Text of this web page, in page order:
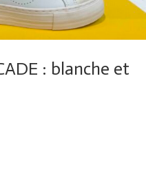
: blanche et